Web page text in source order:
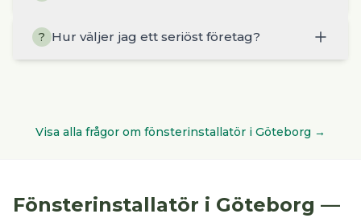
? Hur väljer jag ett seriöst företag?
Visa alla frågor om fönsterinstallatör i Göteborg →
Fönsterinstallatör i Göteborg —